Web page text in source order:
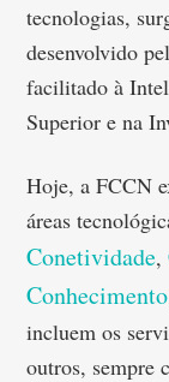
tecnologias,
desenvolvido
facilitado à
Superior e na
Hoje, a FCCN
áreas
Conetividade,
Conhecimento
incluem os
outros, sempre